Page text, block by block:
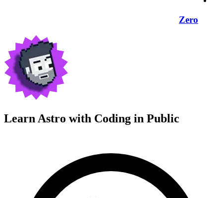
Zero
Learn Astro with Coding in Public